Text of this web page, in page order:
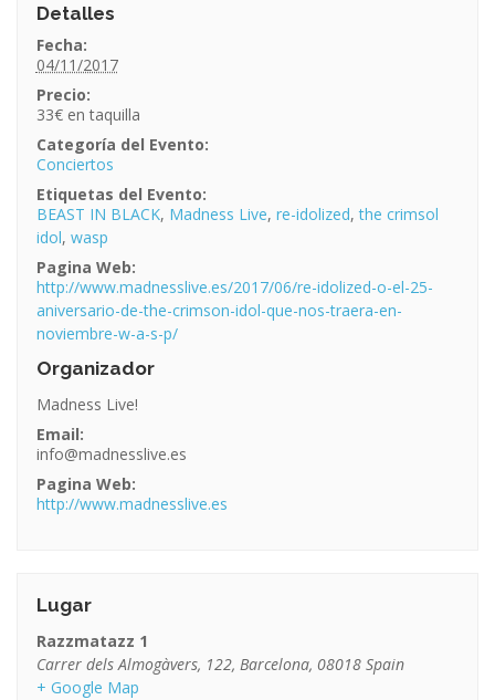
Detalles
Fecha:
04/11/2017
Precio:
33€
Categoría del Evento:
Conciertos
Etiquetas del Evento:
BEAST IN BLACK, Madness Live, re-idolized,the crimsol
idol, wasp
Pagina Web:
http://www.madnesslive.es/2017/06/re-idolized-o-el-25-
aniversario-de-the-crimson-idol-que-nos-traera-en-
noviembre-w-a-s-p/
Organizador
Madness Live!
Email:
info@madnesslive.es
Pagina Web:
http://www.madnesslive.es
Lugar
Razzmatazz 1
Carrer dels Almogàvers, 122, Barcelona, 08018 Spain
+ Google Map